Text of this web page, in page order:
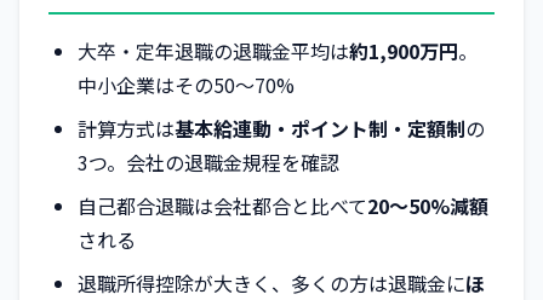
大卒・定年退職の退職金平均は約1,900万円。
中小企業はその50〜70%
計算方式は基本給連動・ポイント制・定額制の
3つ。会社の退職金規程を確認
自己都合退職は会社都合と比べて20〜50%減額
される
退職所得控除が大きく、多くの方は退職金にほ